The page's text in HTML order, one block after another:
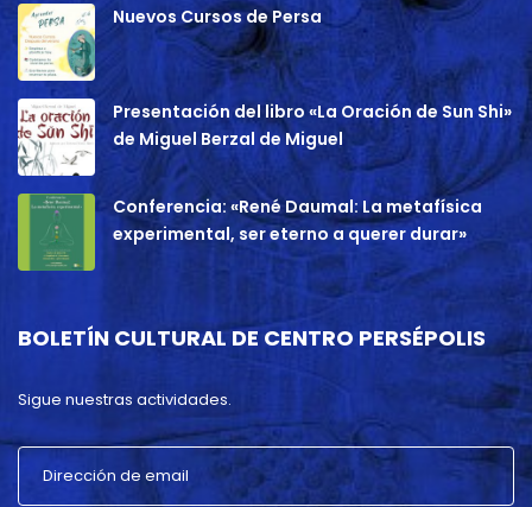
Nuevos Cursos de Persa
Presentación del libro «La Oración de Sun Shi»
de Miguel Berzal de Miguel
Conferencia: «René Daumal: La metafísica
experimental, ser eterno a querer durar»
BOLETÍN CULTURAL DE CENTRO PERSÉPOLIS
Sigue nuestras actividades.